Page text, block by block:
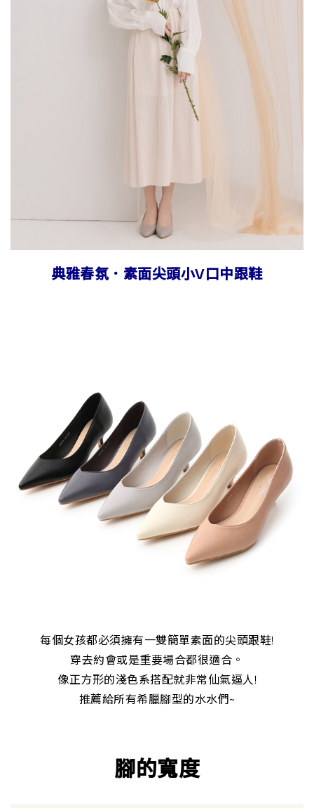
典雅春氛．素面尖頭小V口中跟鞋
每個女孩都必須擁有一雙簡單素面的尖頭跟鞋!
穿去約會或是重要場合都很適合。
像正方形的淺色系搭配就非常仙氣逼人!
推薦給所有希臘腳型的水水們~
腳的寬度